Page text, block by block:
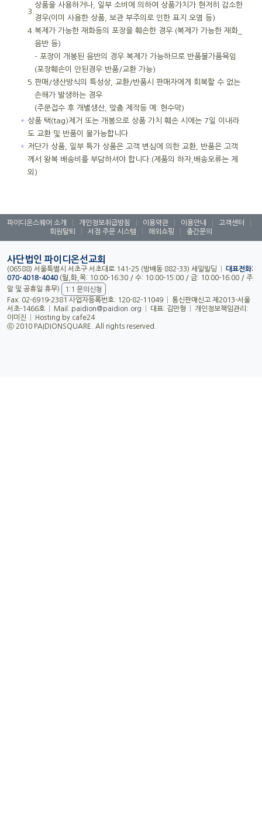
3.
상품을 사용하거나, 일부 소비에 의하여 상품가치가 현저히 감소한
경우(이미 사용한 상품, 보관 부주의로 인한 표지 오염 등)
4. 복제가 가능한 재화등의 포장을 훼손한 경우 (복제가 가능한 재화_
음반 등)
- 포장이 개봉된 음반의 경우 복제가 가능하므로 반품불가품목임
(포장훼손이 안된경우 반품/교환 가능)
5. 판매/생산방식의 특성상, 교환/반품시 판매자에게 회복할 수 없는
손해가 발생하는 경우
(주문접수 후 개별생산, 맞춤 제작등 예: 현수막)
＊ 상품 택(tag)제거 또는 개봉으로 상품 가치 훼손 시에는 7일 이내라
도 교환 및 반품이 불가능합니다.
＊ 저단가 상품, 일부 특가 상품은 고객 변심에 의한 교환, 반품은 고객
께서 왕복 배송비를 부담하셔야 합니다.(제품의 하자,배송오류는 제
외)
파이디온스퀘어 소개 개인정보취급방침 이용약관 이용안내 고객센터
회원탈퇴
서점 주문 시스템 해외쇼핑 출간문의
사단법인 파이디온선교회
(06588) 서울특별시 서초구 서초대로 141-25 (방배동 882-33) 세일빌딩
대표전화:
070-4018-4040 (월,화,목: 10:00-16:30 / 수: 10:00-15:00 / 금: 10:00-16:00 / 주
말 및 공휴일 휴무)
1:1 문의신청
Fax: 02-6919-2381 사업자등록번호: 120-82-11049
통신판매신고 제2013-서울
서초-1466호
Mail: paidion@paidion.org 대표: 김만형
개인정보책임관리:
이미진
Hosting by cafe24
ⓒ 2010 PAIDIONSQUARE. All rights reserved.